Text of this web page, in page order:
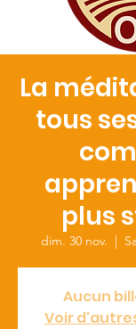
La
tous
plus
dim. 30 nov.
  |
Aucun
Voir